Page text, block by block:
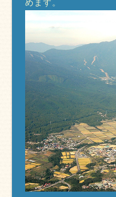
めます。